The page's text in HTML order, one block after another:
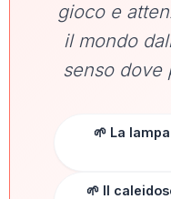
gioco e
il mondo
senso dove
🌱 La
🌱 Il